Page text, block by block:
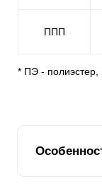
ППП
* ПЭ -